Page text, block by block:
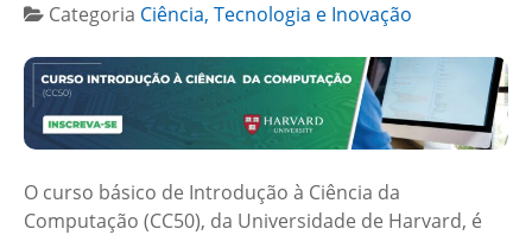
Categoria Ciência, Tecnologia e Inovação
O curso básico de Introdução à Ciência da
Computação (CC50), da Universidade de Harvard, é